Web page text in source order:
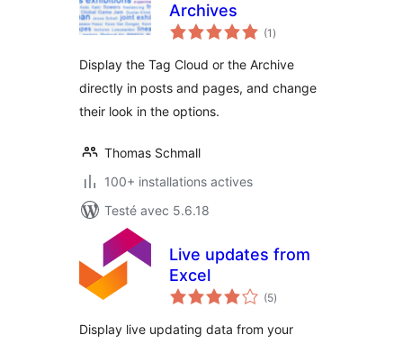
Archives
(1 notes
en
)
Display the Tag Cloud or the Archive
directly in posts and pages, and change
their look in the options.
Thomas Schmall
100+ installations actives
Testé avec 5.6.18
Live updates from
Excel
(5notes
en
)
Display live updating data from your